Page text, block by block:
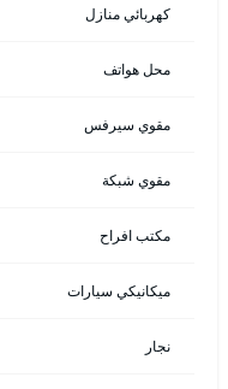
كهربائي منازل
محل هواتف
مقوي سيرفس
مقوي شبكة
مكتب افراح
ميكانيكي سيارات
نجار